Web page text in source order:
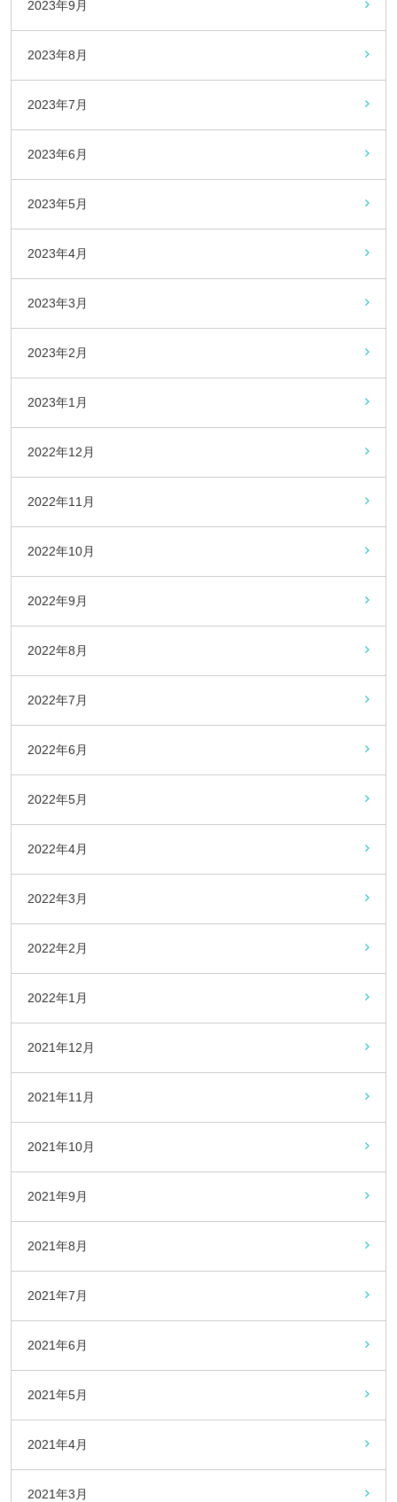
2023年9月
2023年8月
2023年7月
2023年6月
2023年5月
2023年4月
2023年3月
2023年2月
2023年1月
2022年12月
2022年11月
2022年10月
2022年9月
2022年8月
2022年7月
2022年6月
2022年5月
2022年4月
2022年3月
2022年2月
2022年1月
2021年12月
2021年11月
2021年10月
2021年9月
2021年8月
2021年7月
2021年6月
2021年5月
2021年4月
2021年3月